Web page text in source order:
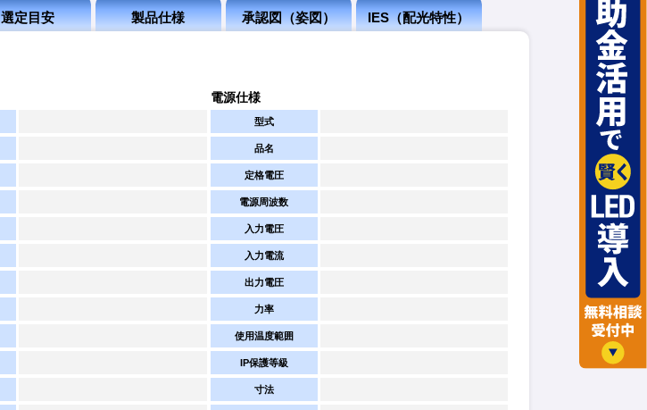
選定目安 製品仕様 承認図（姿図） IES（配光特性）
電源仕様
型式
品名
定格電圧
電源周波数
入力電圧
入力電流
出力電圧
力率
使用温度範囲
IP保護等級
寸法